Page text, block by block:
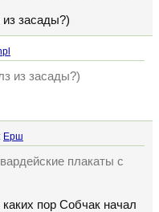
засады?)
из засады?)
Ерш
плакаты с
пор Собчак начал